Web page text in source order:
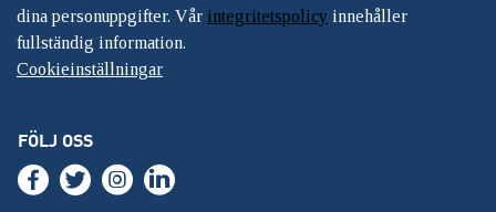
dina personuppgifter. Vår integritetspolicy innehåller
fullständig information.
Cookieinställningar
FÖLJ OSS